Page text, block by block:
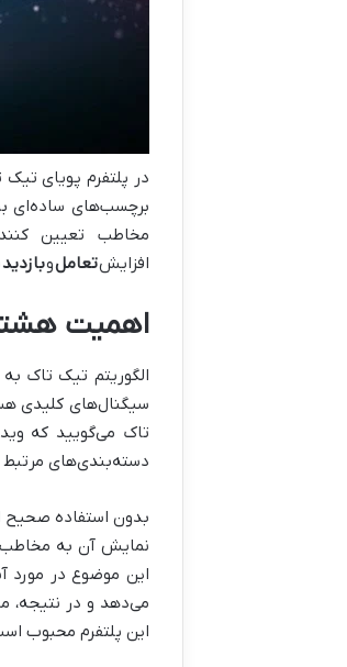
در پلتفرم پویای
برچسب‌های ساده‌ای
مخاطب تعیین
افزایشتعاملوبازدید
اهمیت
الگوریتم تیک تاک
سیگنال‌های کلیدی
تاک می‌گویید که
دسته‌بندی‌های مرتبط
بدون استفاده صحیح
این موضوع در مورد
می‌دهد و در نتیجه،
این پلتفرم محبوب